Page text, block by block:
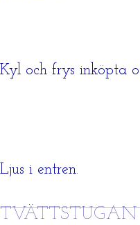
Kyl och frys inköpta
Ljus i entren.
TVÄTTSTUGAN